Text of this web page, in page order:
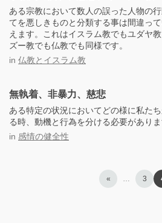
ある宗教において数人の誤った人物の
てを悪しきものと分類する事は間違っ
えます。これはイスラム教でもユダヤ
ズー教でも仏教でも同様です。
in 仏教とイスラム教
無執着、非暴力、慈悲
ある特定の状況においてどの様に私た
る時、動機と行為を分ける必要がありま
in 感情の健全性
« … 3